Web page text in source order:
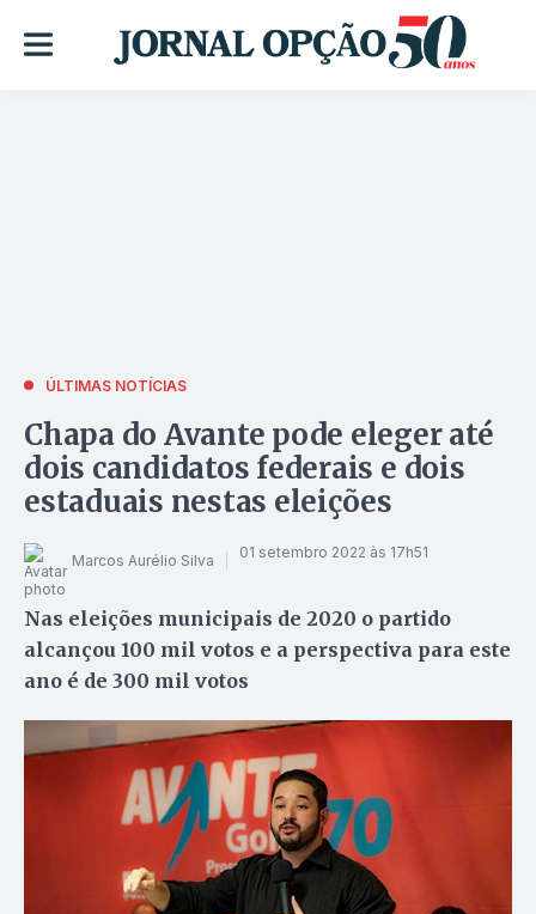
ÚLTIMAS NOTÍCIAS
Chapa do Avante pode eleger até
dois candidatos federais e dois
estaduais nestas eleições
Marcos Aurélio Silva 01 setembro 2022 às 17h51
Nas eleições municipais de 2020 o partido
alcançou 100 mil votos e a perspectiva para este
ano é de 300 mil votos